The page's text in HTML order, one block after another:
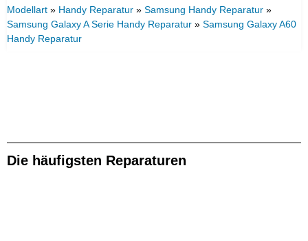
Modellart » Handy Reparatur » Samsung Handy Reparatur »
Samsung Galaxy A Serie Handy Reparatur » Samsung Galaxy A60
Handy Reparatur
Die häufigsten Reparaturen